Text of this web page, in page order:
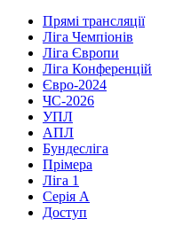
Прямі трансляції
Ліга Чемпіонів
Ліга Європи
Ліга Конференцій
Євро-2024
ЧС-2026
УПЛ
АПЛ
Бундесліга
Прімера
Ліга 1
Серія А
Доступ